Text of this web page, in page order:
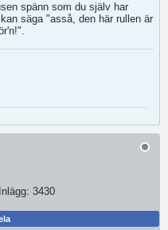
spänn som du själv har
säga "asså, den här rullen är
Inlägg: 3430